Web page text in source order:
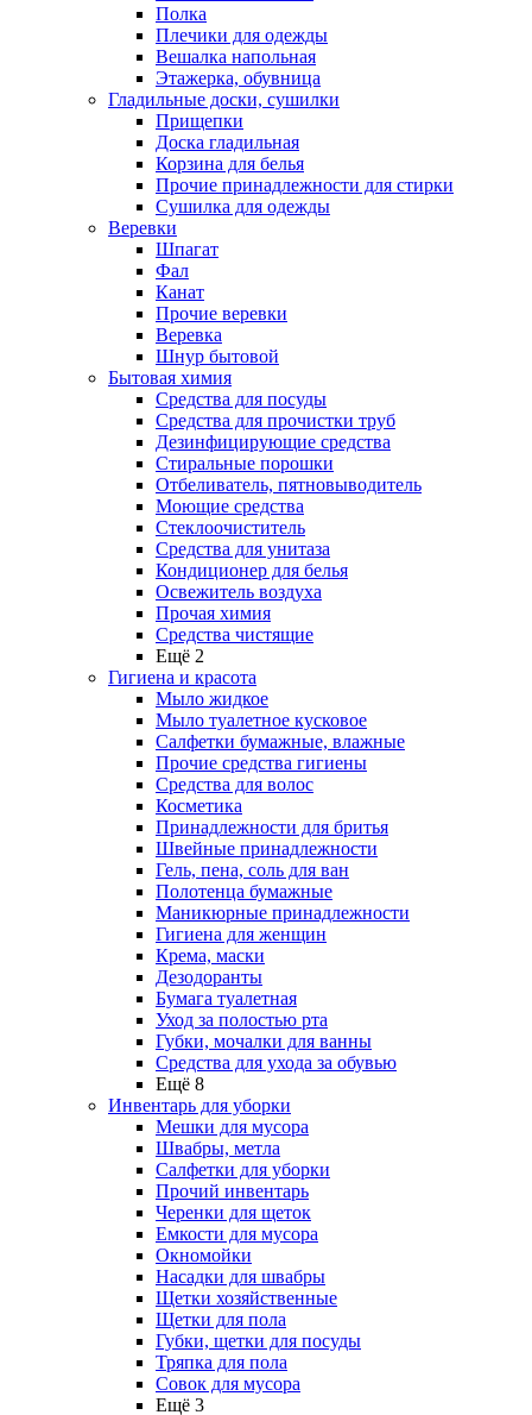
Полка
Плечики для одежды
Вешалка напольная
Этажерка, обувница
Гладильные доски, сушилки
Прищепки
Доска гладильная
Корзина для белья
Прочие принадлежности для стирки
Сушилка для одежды
Веревки
Шпагат
Фал
Канат
Прочие веревки
Веревка
Шнур бытовой
Бытовая химия
Средства для посуды
Средства для прочистки труб
Дезинфицирующие средства
Стиральные порошки
Отбеливатель, пятновыводитель
Моющие средства
Стеклоочиститель
Средства для унитаза
Кондиционер для белья
Освежитель воздуха
Прочая химия
Средства чистящие
Ещё 2
Гигиена и красота
Мыло жидкое
Мыло туалетное кусковое
Салфетки бумажные, влажные
Прочие средства гигиены
Средства для волос
Косметика
Принадлежности для бритья
Швейные принадлежности
Гель, пена, соль для ван
Полотенца бумажные
Маникюрные принадлежности
Гигиена для женщин
Крема, маски
Дезодоранты
Бумага туалетная
Уход за полостью рта
Губки, мочалки для ванны
Средства для ухода за обувью
Ещё 8
Инвентарь для уборки
Мешки для мусора
Швабры, метла
Салфетки для уборки
Прочий инвентарь
Черенки для щеток
Емкости для мусора
Окномойки
Насадки для швабры
Щетки хозяйственные
Щетки для пола
Губки, щетки для посуды
Тряпка для пола
Совок для мусора
Ещё 3